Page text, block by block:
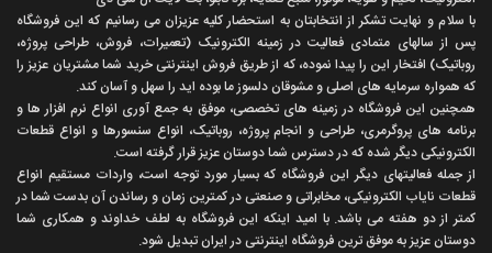
با سلام و نهايت تشکر از انتخابتان به استحضار کليه عزيزان می رسانيم که اين فروشگاه
پس از سالهای متمادی فعاليت در زمينه الکترونيک (تعميرات، فروش، طراحی پروژه،
روباتيک) افتخار اين را پيدا نموده، که از طريق فروش اينترنتی خريد شما مشتريان عزيز را
که همواره سرمايه های اصلی و مشوقان دلسوز ما بوده ايد را سهل و آسان کند.
همچنين اين فروشگاه در زمينه های تخصصی، موفق به جمع آوری انواع نرم افزار ها و
برنامه های پروگرمری، طراحی و انجام پروژه، روباتيک، انواع سنسورها و انواع قطعات
الکترونيکی ديگر شده که در دسترس شما دوستان عزيز قرار گرفته است.
از جمله فعاليتهای ديگر اين فروشگاه که بسيار مورد توجه است، واردات مستقیم انواع
قطعات ناياب الکترونيکی، مخابراتی و صنعتی در کمترين زمان و رساندن آن بدست شما در
کمتر از دو هفته می باشد. با اميد اينکه اين فروشگاه به لطف خداوند و همکاری شما
دوستان عزيز به موفق ترين فروشگاه اینترنتی در ایران تبديل شود.